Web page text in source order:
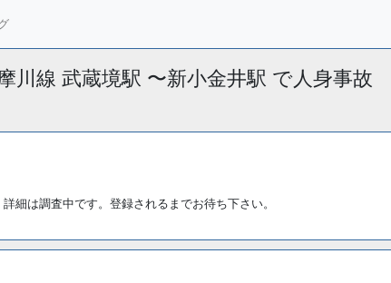
川線 武蔵境駅 〜新小金井駅 で人身事故
詳細は調査中です。登録されるまでお待ち下さい。